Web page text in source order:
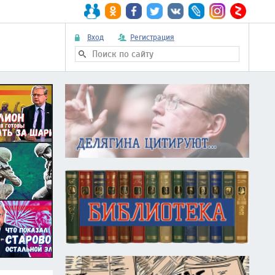
Вход Регистрация